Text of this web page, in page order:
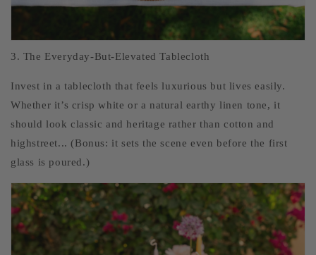
3. The Everyday-But-Elevated Tablecloth
Invest in a tablecloth that feels luxurious but lives easily.
Whether it’s crisp white or a natural earthy linen tone, it
should look classic and heritage rather than cotton and
highstreet... (Bonus: it sets the scene even before the first
glass is poured.)